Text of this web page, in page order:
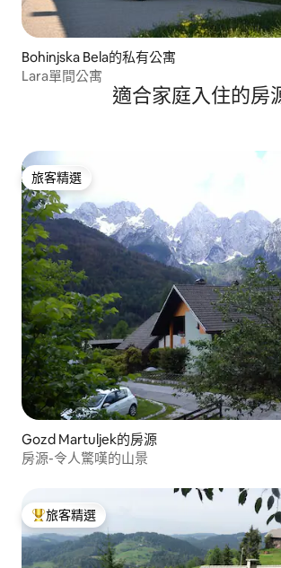
Bohinjska Bela的私有公寓
Lara單間公寓
適合家庭入住的房
旅客精選
旅客精選
Gozd Martuljek的房源
房源-令人驚嘆的山景
旅客精選榜首
旅客精選